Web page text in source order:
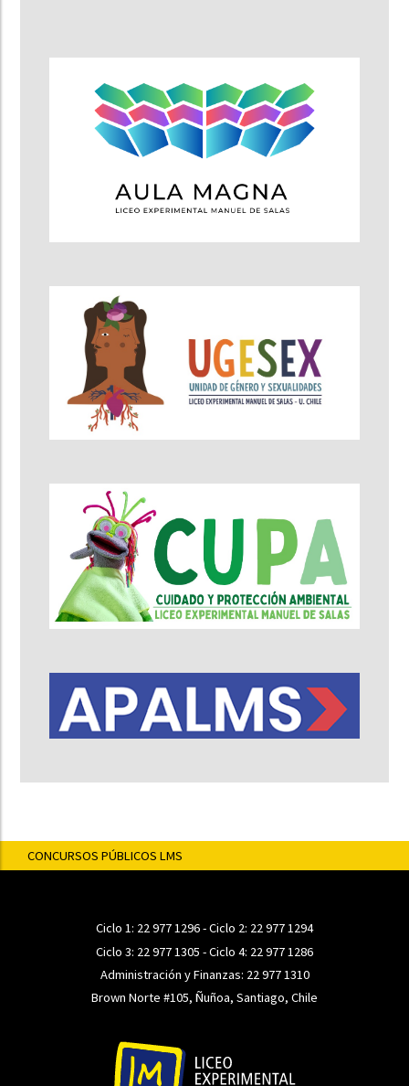
CONCURSOS PÚBLICOS LMS
Ciclo 1: 22 977 1296- Ciclo 2: 22 977 1294
Ciclo 3: 22 977 1305 - Ciclo 4: 22 977 1286
Administración y Finanzas: 22 977 1310
Brown Norte #105, Ñuñoa, Santiago, Chile